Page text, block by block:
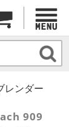
レンダー
909